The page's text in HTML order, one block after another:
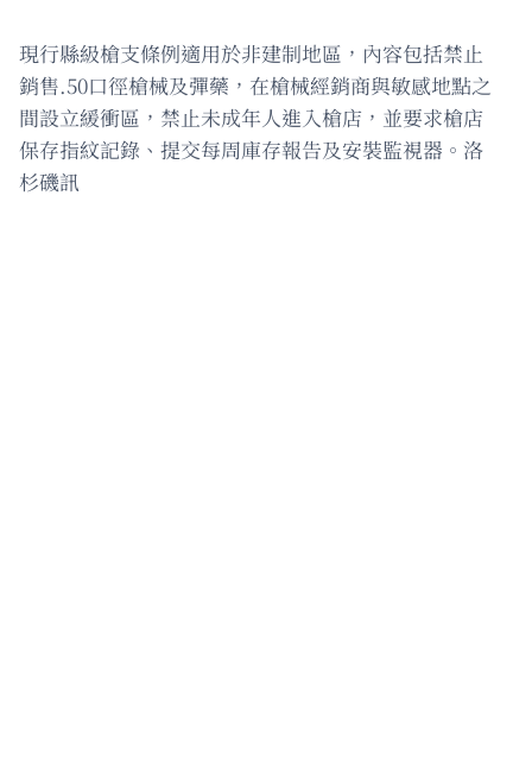
現行縣級槍支條例適用於非建制地區，內容包括禁止
銷售.50口徑槍械及彈藥，在槍械經銷商與敏感地點之
間設立緩衝區，禁止未成年人進入槍店，並要求槍店
保存指紋記錄、提交每周庫存報告及安裝監視器。洛
杉磯訊